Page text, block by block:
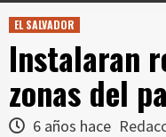
EL SALVADOR
Instalaran
zonas del
6 años hace